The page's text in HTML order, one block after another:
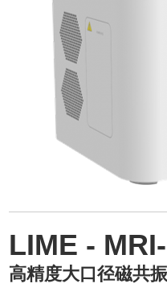
LIME -
高精度大口径磁共